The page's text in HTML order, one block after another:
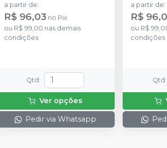
a partir de:
R$ 96,03 no Pix
ou R$ 99,00 nas demais
condições
Qtd :
Ver opções
Pedir via Whatsapp
a partir de:
R$
ou R$
condições
Qtd :